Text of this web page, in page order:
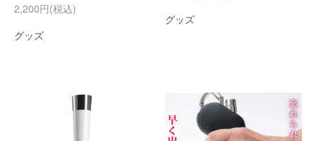
2,200円(税込)
グッズ
グッズ